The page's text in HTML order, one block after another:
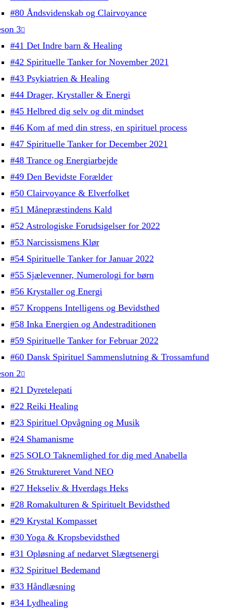
#80 Åndsvidenskab og Clairvoyance
3
#41 Det Indre barn & Healing
#42 Spirituelle Tanker for November 2021
#43 Psykiatrien & Healing
#44 Drager, Krystaller & Energi
#45 Helbred dig selv og dit mindset
#46 Kom af med din stress, en spirituel process
#47 Spirituelle Tanker for December 2021
#48 Trance og Energiarbejde
#49 Den Bevidste Forælder
#50 Clairvoyance & Elverfolket
#51 Månepræstindens Kald
#52 Astrologiske Forudsigelser for 2022
#53 Narcissismens Klør
#54 Spirituelle Tanker for Januar 2022
#55 Sjælevenner, Numerologi for børn
#56 Krystaller og Energi
#57 Kroppens Intelligens og Bevidsthed
#58 Inka Energien og Andestraditionen
#59 Spirituelle Tanker for Februar 2022
#60 Dansk Spirituel Sammenslutning & Trossamfund
2
#21 Dyretelepati
#22 Reiki Healing
#23 Spirituel Opvågning og Musik
#24 Shamanisme
#25 SOLO Taknemlighed for dig med Anabella
#26 Struktureret Vand NEO
#27 Hekseliv & Hverdags Heks
#28 Romakulturen & Spirituelt Bevidsthed
#29 Krystal Kompasset
#30 Yoga & Kropsbevidsthed
#31 Opløsning af nedarvet Slægtsenergi
#32 Spirituel Bedemand
#33 Håndlæsning
#34 Lydhealing